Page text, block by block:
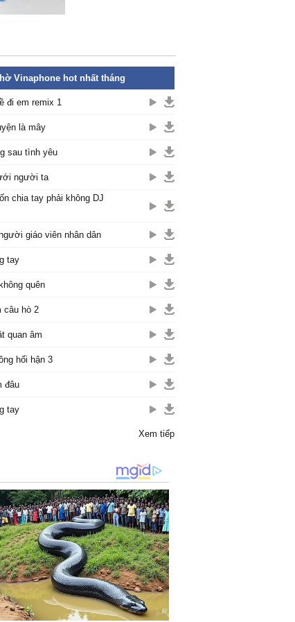
Vinaphone hot nhất tháng
đi em remix 1
là mây
sau tình yêu
người ta
chia tay phải không DJ
giáo viên nhân dân
tay
quên
câu hò 2
quan âm
hối hận 3
đâu
tay
Xem tiếp